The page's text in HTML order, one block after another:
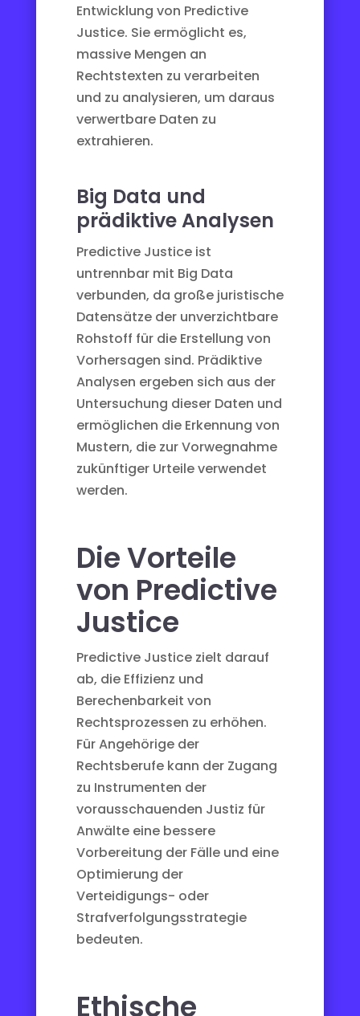
Entwicklung von Predictive
Justice. Sie ermöglicht es,
massive Mengen an
Rechtstexten zu verarbeiten
und zu analysieren, um daraus
verwertbare Daten zu
extrahieren.
Big Data und
prädiktive Analysen
Predictive Justice ist
untrennbar mit Big Data
verbunden, da große juristische
Datensätze der unverzichtbare
Rohstoff für die Erstellung von
Vorhersagen sind. Prädiktive
Analysen ergeben sich aus der
Untersuchung dieser Daten und
ermöglichen die Erkennung von
Mustern, die zur Vorwegnahme
zukünftiger Urteile verwendet
werden.
Die Vorteile
von Predictive
Justice
Predictive Justice zielt darauf
ab, die Effizienz und
Berechenbarkeit von
Rechtsprozessen zu erhöhen.
Für Angehörige der
Rechtsberufe kann der Zugang
zu Instrumenten der
vorausschauenden Justiz für
Anwälteeine bessere
Vorbereitung der Fälle und eine
Optimierung der
Verteidigungs- oder
Strafverfolgungsstrategie
bedeuten.
Ethische